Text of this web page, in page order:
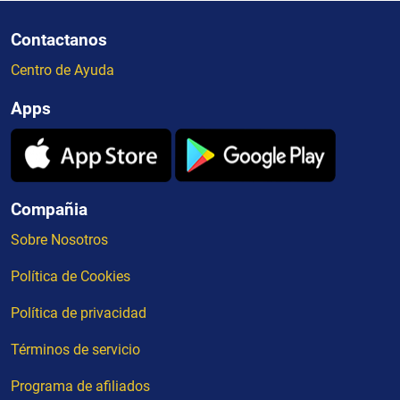
Contactanos
Centro de Ayuda
Apps
Compañia
Sobre Nosotros
Política de Cookies
Política de privacidad
Términos de servicio
Programa de afiliados